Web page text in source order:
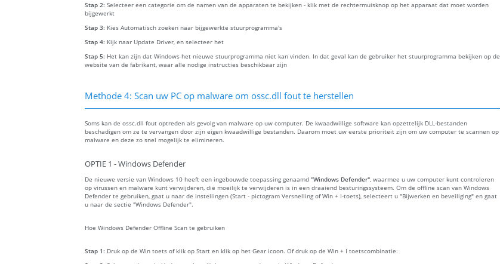
Stap 2: Selecteer een categorie om de namen van de apparaten te bekijken - klik met de rechtermuisknop op het apparaat dat moet worden
bijgewerkt
Stap 3: Kies Automatisch zoeken naar bijgewerkte stuurprogramma's
Stap 4: Kijk naar Update Driver, en selecteer het
Stap 5: Het kan zijn dat Windows het nieuwe stuurprogramma niet kan vinden. In dat geval kan de gebruiker het stuurprogramma bekijken op de
website van de fabrikant, waar alle nodige instructies beschikbaar zijn
Methode 4: Scan uw PC op malware om ossc.dll fout te herstellen
Soms kan de ossc.dll fout optreden als gevolg van malware op uw computer. De kwaadwillige software kan opzettelijk DLL-bestanden
beschadigen om ze te vervangen door zijn eigen kwaadwillige bestanden. Daarom moet uw eerste prioriteit zijn om uw computer te scannen op
malware en deze zo snel mogelijk te elimineren.
OPTIE 1 - Windows Defender
De nieuwe versie van Windows 10 heeft een ingebouwde toepassing genaamd "Windows Defender", waarmee u uw computer kunt controleren
op virussen en malware kunt verwijderen, die moeilijk te verwijderen is in een draaiend besturingssysteem. Om de offline scan van Windows
Defender te gebruiken, gaat u naar de instellingen (Start - pictogram Versnelling of Win + I-toets), selecteert u "Bijwerken en beveiliging" en gaat
u naar de sectie "Windows Defender".
Hoe Windows Defender Offline Scan te gebruiken
Stap 1: Druk op de Win toets of klik op Start en klik op het Gear icoon. Of druk op de Win + I toetscombinatie.